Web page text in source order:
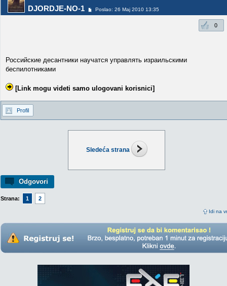
Sledeća strana
Odgovori
Strana: 1 2
Idi na
DJORDJE-NO-1 Poslao: 26 Maj 2010 13:35
0
Российские десантники научатся управлять израильскими
беспилотниками
[Link mogu videti samo ulogovani korisnici]
Profil